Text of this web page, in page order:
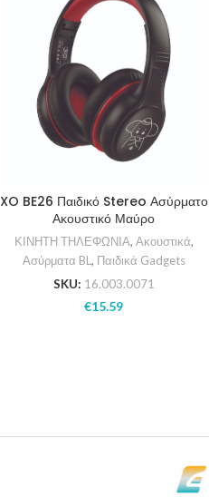
XO BE26 Παιδικό Stereo Ασύρματο
Ακουστικό Μαύρο
ΚΙΝΗΤΗ ΤΗΛΕΦΩΝΙΑ, Ακουστικά,
Ασύρματα BL , Παιδικά Gadgets
SKU: 16.003.0071
€15.59